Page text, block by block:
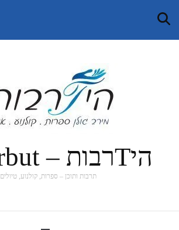
היTרבות – HiTarbut
תרבות ותוכן – ספרות, קולנוע, טיולים